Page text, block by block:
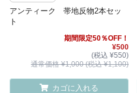
アンティーク 帯地反物2本セッ
ト
期間限定50％OFF！
¥500
(税込 ¥550)
通常価格 ¥1,000 (税込 ¥1,100)
カゴに入れる